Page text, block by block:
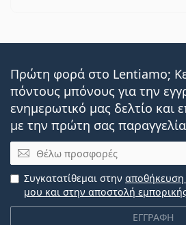
Πρώτη φορά στο Lentiamo;
πόντους μπόνους για την
ενημερωτικό μας δελτίο και
με την πρώτη σας
Email
ΕΓΓΡΑΦΗ
Συγκατατίθεμαι στην αποθήκευση
μου και στην αποστολή